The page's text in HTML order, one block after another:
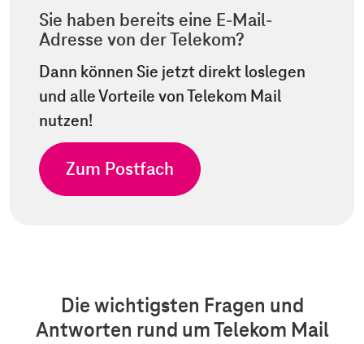
Sie haben bereits eine E-Mail-
Adresse von der Telekom?
Dann können Sie jetzt direkt loslegen
und alle Vorteile von Telekom Mail
nutzen!
Zum Postfach
Die wichtigsten Fragen und
Antworten rund um Telekom Mail